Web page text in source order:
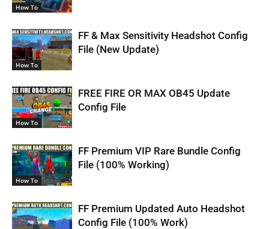
How To
How To
FF & Max Sensitivity Headshot Config
File (New Update)
How To
FREE FIRE OR MAX OB45 Update
Config File
How To
FF Premium VIP Rare Bundle Config
File (100% Working)
FF Premium Updated Auto Headshot
Config File (100% Work)